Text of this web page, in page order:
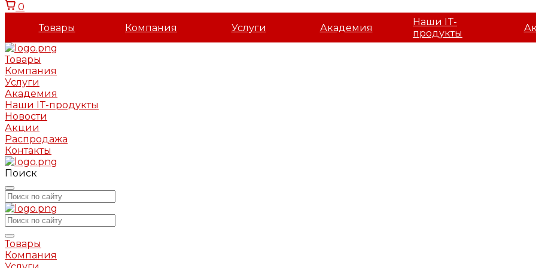
0
Товары
Компания Услуги Академия
Наши IT-
продукты
Товары
Компания
Услуги
Академия
Наши IT-продукты
Новости
Акции
Распродажа
Контакты
Поиск
Товары
Компания